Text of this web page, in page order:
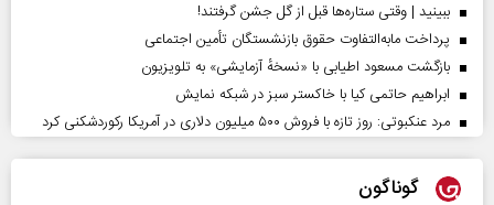
ببینید | وقتی ستاره‌ها قبل از گل جشن گرفتند!
پرداخت مابه‌التفاوت حقوق بازنشستگان تأمین اجتماعی
بازگشت مسعود اطیابی با «نسخهٔ آزمایشی» به تلویزیون
ابراهیم حاتمی کیا با خاکستر سبز در شبکه نمایش
مرد عنکبوتی: روز تازه با فروش ۵۰۰ میلیون دلاری در آمریکا رکوردشکنی کرد
گوناگون